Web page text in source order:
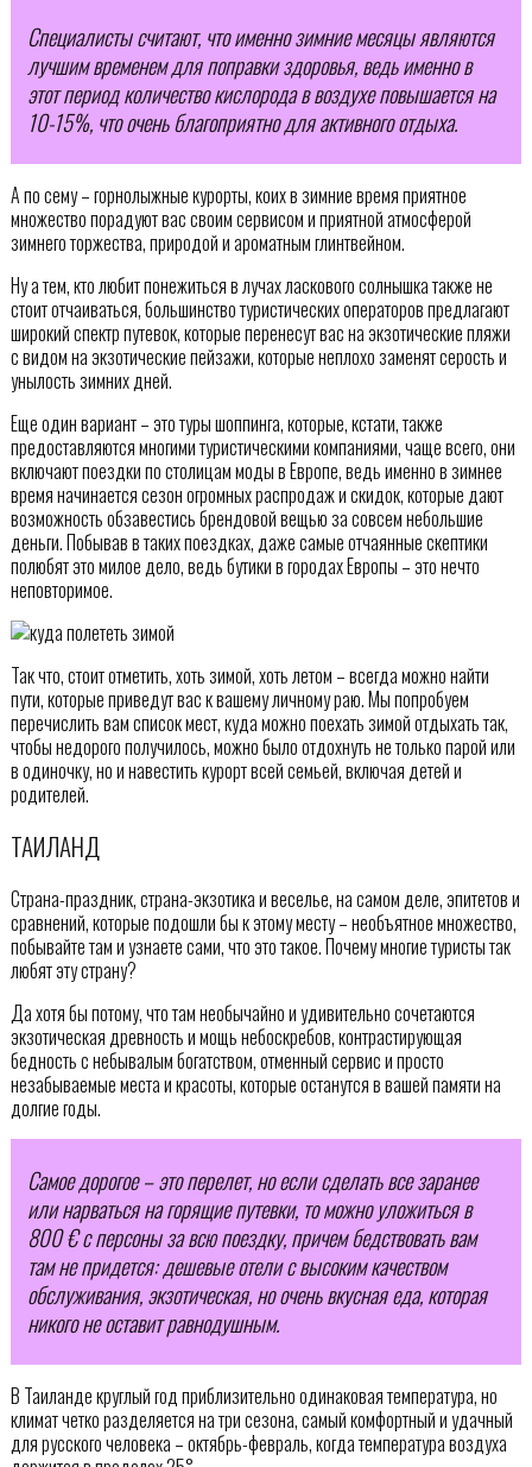
Специалисты считают, что именно зимние месяцы являются
лучшим временем для поправки здоровья, ведь именно в
этот период количество кислорода в воздухе повышается на
10-15%, что очень благоприятно для активного отдыха.
А по сему – горнолыжные курорты, коих в зимние время приятное
множество порадуют вас своим сервисом и приятной атмосферой
зимнего торжества, природой и ароматным глинтвейном.
Ну а тем, кто любит понежиться в лучах ласкового солнышка также не
стоит отчаиваться, большинство туристических операторов предлагают
широкий спектр путевок, которые перенесут вас на экзотические пляжи
с видом на экзотические пейзажи, которые неплохо заменят серость и
унылость зимних дней.
Еще один вариант – это туры шоппинга, которые, кстати, также
предоставляются многими туристическими компаниями, чаще всего, они
включают поездки по столицам моды в Европе, ведь именно в зимнее
время начинается сезон огромных распродаж и скидок, которые дают
возможность обзавестись брендовой вещью за совсем небольшие
деньги. Побывав в таких поездках, даже самые отчаянные скептики
полюбят это милое дело, ведь бутики в городах Европы – это нечто
неповторимое.
Так что, стоит отметить, хоть зимой, хоть летом – всегда можно найти
пути, которые приведут вас к вашему личному раю. Мы попробуем
перечислить вам список мест, куда можно поехать зимой отдыхать так,
чтобы недорого получилось, можно было отдохнуть не только парой или
в одиночку, но и навестить курорт всей семьей, включая детей и
родителей.
ТАИЛАНД
Страна-праздник, страна-экзотика и веселье, на самом деле, эпитетов и
сравнений, которые подошли бы к этому месту – необъятное множество,
побывайте там и узнаете сами, что это такое. Почему многие туристы так
любят эту страну?
Да хотя бы потому, что там необычайно и удивительно сочетаются
экзотическая древность и мощь небоскребов, контрастирующая
бедность с небывалым богатством, отменный сервис и просто
незабываемые места и красоты, которые останутся в вашей памяти на
долгие годы.
Самое дорогое – это перелет, но если сделать все заранее
или нарваться на горящие путевки, то можно уложиться в
800 € с персоны за всю поездку, причем бедствовать вам
там не придется: дешевые отели с высоким качеством
обслуживания, экзотическая, но очень вкусная еда, которая
никого не оставит равнодушным.
В Таиланде круглый год приблизительно одинаковая температура, но
климат четко разделяется на три сезона, самый комфортный и удачный
для русского человека – октябрь-февраль, когда температура воздуха